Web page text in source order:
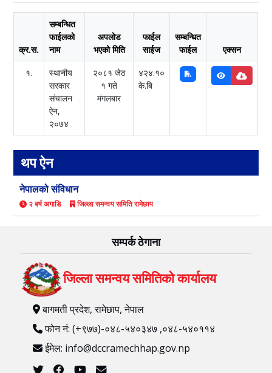
क्र.स.
सम्बन्धित
फाईलको
नाम
अपलोड
भएको मिति
फाईल
साईज
सम्बन्धित
फाईल
एक्सन
१.
स्थानीय
सरकार
संचालन
ऐन,
२०७४
२०८१ जेठ
१ गते
मंगलबार
४२४.१०
के.बि
थप ऐन
नेपालको संविधान
२ बर्ष अगाडि जिल्ला समन्वय समिति रामेछाप
सम्पर्क ठेगाना
जिल्ला समन्वय समितिको कार्यालय
बागमती प्रदेश, रामेछाप, नेपाल
फोन नं: (+९७७)-०४८-५४०३४७ ,०४८-५४०११४
ईमेल: info@dccramechhap.gov.np